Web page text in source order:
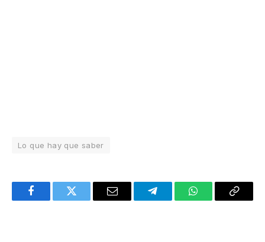
Lo que hay que saber
FacebookTwitter Email TelegramWhatsAppCopy